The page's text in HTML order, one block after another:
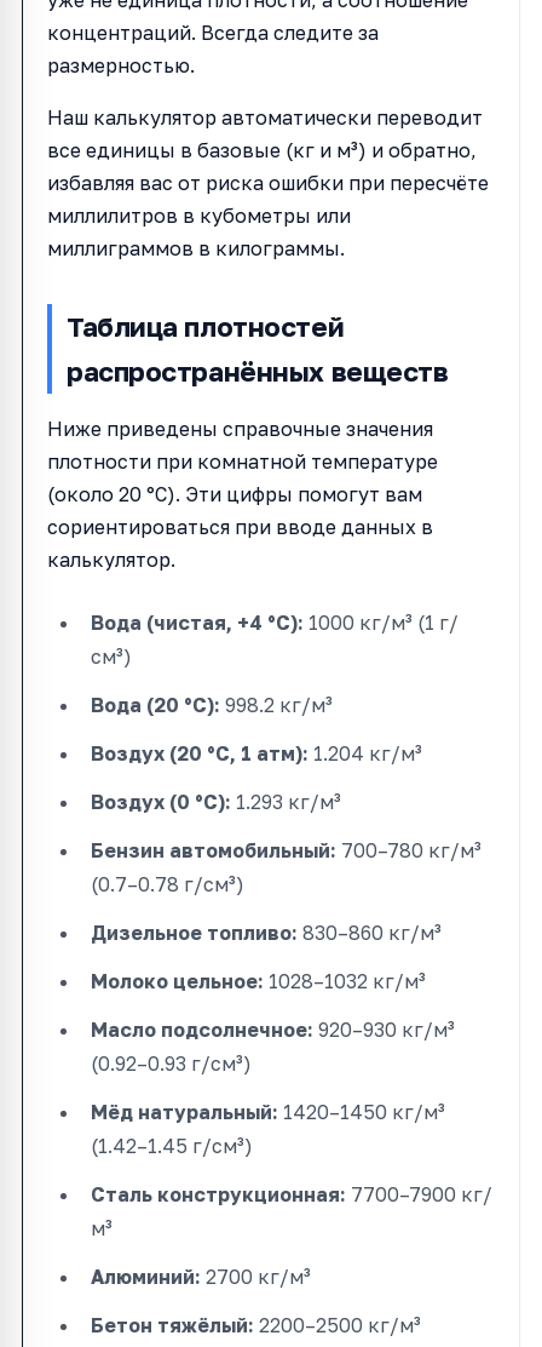
концентраций. Всегда следите за
размерностью.
Наш калькулятор автоматически переводит
все единицы в базовые (кг и м³) и обратно,
избавляя вас от риска ошибки при пересчёте
миллилитров в кубометры или
миллиграммов в килограммы.
Таблица плотностей
распространённых веществ
Ниже приведены справочные значения
плотности при комнатной температуре
(около 20 °C). Эти цифры помогут вам
сориентироваться при вводе данных в
калькулятор.
Вода (чистая, +4 °C): 1000 кг/м³ (1 г/
см³)
Вода (20 °C): 998.2 кг/м³
Воздух (20 °C, 1 атм): 1.204 кг/м³
Воздух (0 °C): 1.293 кг/м³
Бензин автомобильный: 700–780 кг/м³
(0.7–0.78 г/см³)
Дизельное топливо: 830–860 кг/м³
Молоко цельное: 1028–1032 кг/м³
Масло подсолнечное: 920–930 кг/м³
(0.92–0.93 г/см³)
Мёд натуральный: 1420–1450 кг/м³
(1.42–1.45 г/см³)
Сталь конструкционная: 7700–7900 кг/
м³
Алюминий: 2700 кг/м³
Бетон тяжёлый: 2200–2500 кг/м³